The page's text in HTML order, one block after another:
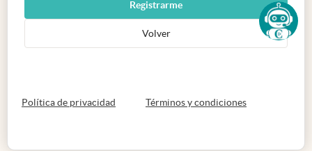
Registrarme
Volver
Política de privacidad abre en nueva pestaña
Términos y condicionesabre en nueva